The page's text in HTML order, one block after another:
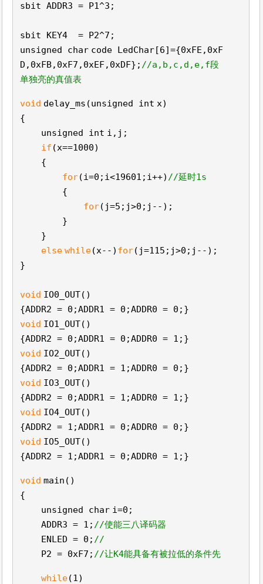
sbit ADDR3 = P1^3;
sbit KEY4 = P2^7;
unsigned char code LedChar[6]={0xFE,0xF
D,0xFB,0xF7,0xEF,0xDF}; //a,b,c,d,e,f段
单独亮的真值表
void delay_ms(unsigned int x)
{
unsigned int i,j;
if (x==1000)
{
for(i=0;i<19601;i++) //延时1s
{
for(j=5;j>0;j--);
}
}
else while(x--) for(j=115;j>0;j--);
}
void IO0_OUT()
{ADDR2 = 0;ADDR1 = 0;ADDR0 = 0;}
void IO1_OUT()
{ADDR2 = 0;ADDR1 = 0;ADDR0 = 1;}
void IO2_OUT()
{ADDR2 = 0;ADDR1 = 1;ADDR0 = 0;}
void IO3_OUT()
{ADDR2 = 0;ADDR1 = 1;ADDR0 = 1;}
void IO4_OUT()
{ADDR2 = 1;ADDR1 = 0;ADDR0 = 0;}
void IO5_OUT()
{ADDR2 = 1;ADDR1 = 0;ADDR0 = 1;}
void main()
{
unsigned char i=0;
ADDR3 = 1; //使能三八译码器
ENLED = 0; //
P2 = 0xF7; //让K4能具备有被拉低的条件先
while(1)